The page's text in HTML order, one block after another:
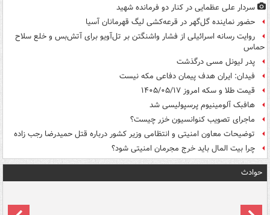
سردار علی عظمایی در کنار دو فرمانده شهید
حضور نماینده گل‌گهر در قرعه‌کشی لیگ قهرمانان آسیا
روایت رسانه اسرائیلی از فشار واشنگتن بر تل‌آویو برای آتش‌بس و خلع سلاح
حماس
پدر لیونل مسی درگذشت
فیدان: ایران هدف پیمان دفاعی مکه نیست
قیمت طلا و سکه امروز ۱۴۰۵/۰۵/۱۷
هافبک آلومینیوم پرسپولیسی شد
ماجرای تصویب کنوانسیون خزر چیست؟
توضیحات معاون امنیتی و انتظامی وزیر کشور درباره قتل حمیدرضا رجب زاده
چرا بیت المال باید خرج مجرمان امنیتی شود؟
حوادث